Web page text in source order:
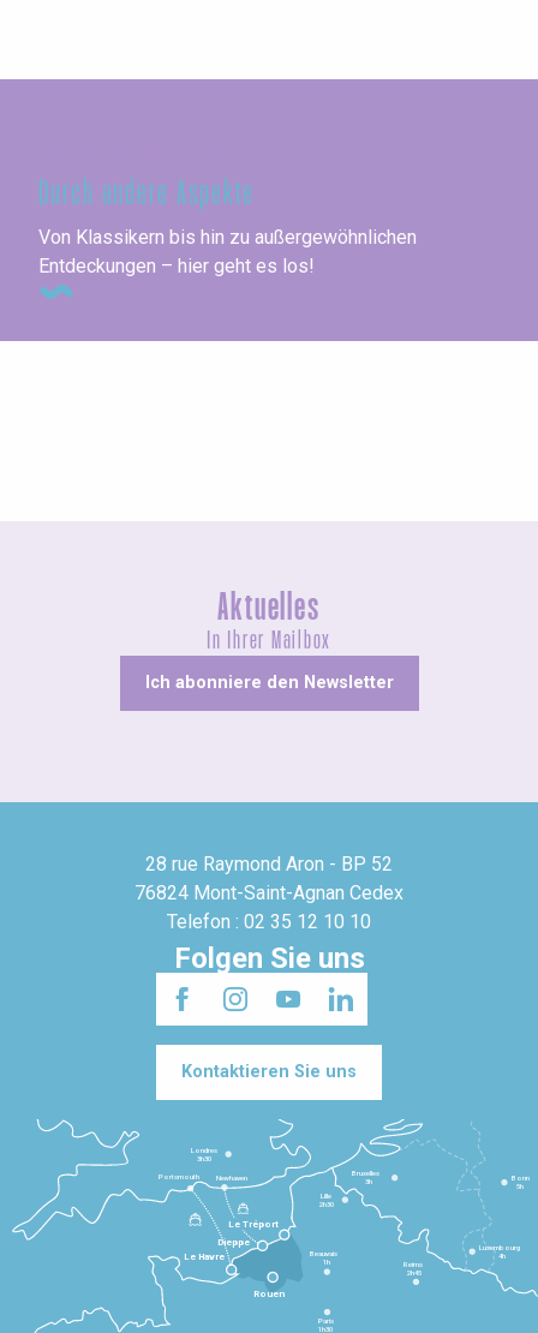
Durch andere Aspekte
Von Klassikern bis hin zu außergewöhnlichen
Entdeckungen – hier geht es los!
Aktuelles
In Ihrer Mailbox
Ich abonniere den Newsletter
28 rue Raymond Aron - BP 52
76824 Mont-Saint-Agnan Cedex
Telefon : 02 35 12 10 10
Folgen Sie uns
Kontaktieren Sie uns
Le Havre
Dieppe
Le Tréport
Paris
1h30
Beauvais
1h
Reims
2h45
Lille
2h30
Bruxelles
3h
Londres
3h30
Newhaven
Portsmouth
Bonn
5h
Luxembourg
4h
Rouen